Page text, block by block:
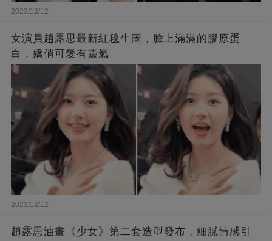
2023/12/12
女演員趙露思最新紅毯生圖，臉上滿滿的膠原蛋
白，嬌俏可愛有靈氣
2023/12/12
趙露思油畫《少女》第二套造型發布，細膩情感引